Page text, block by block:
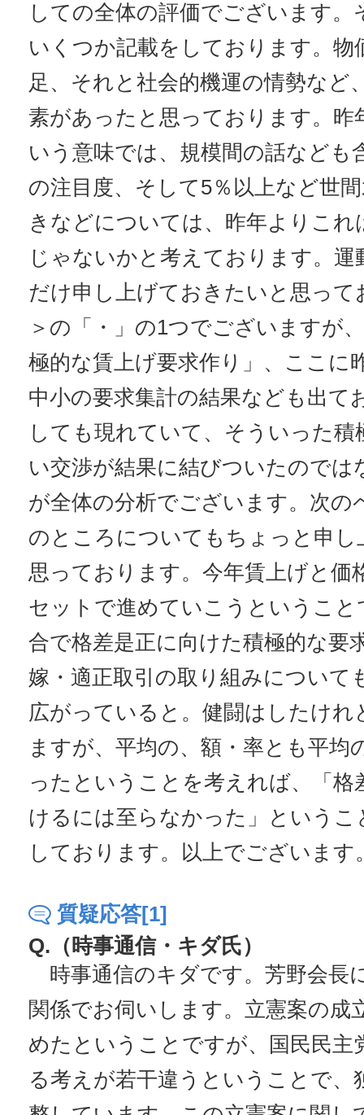
しての全体の評価でございます。
いくつか記載をしております。物
足、それと社会的機運の情勢など
素があったと思っております。昨
いう意味では、規模間の話なども
の注目度、そして5％以上など世
きなどについては、昨年よりこ
じゃないかと考えております。運
だけ申し上げておきたいと思って
＞の「・」の1つでございますが
極的な賃上げ要求作り」、ここに
中小の要求集計の結果なども出て
しても現れていて、そういった積
い交渉が結果に結びついたのでは
が全体の分析でございます。次の
のところについてもちょっと申
思っております。今年賃上げと価
セットで進めていこうということ
合で格差是正に向けた積極的な要
嫁・適正取引の取り組みについて
広がっていると。健闘はしたけれ
ますが、平均の、額・率とも平均
ったということを考えれば、「格
けるには至らなかった」というこ
しております。以上でございます
質疑応答[1]
Q.（時事通信・キダ氏）
時事通信のキダです。芳野会長
関係でお伺いします。立憲案の成
めたということですが、国民民主
る考えが若干違うということで、